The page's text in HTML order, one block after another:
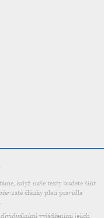
když naše texty budete šířit.
články platí pravidla
vyjádřeními jejich